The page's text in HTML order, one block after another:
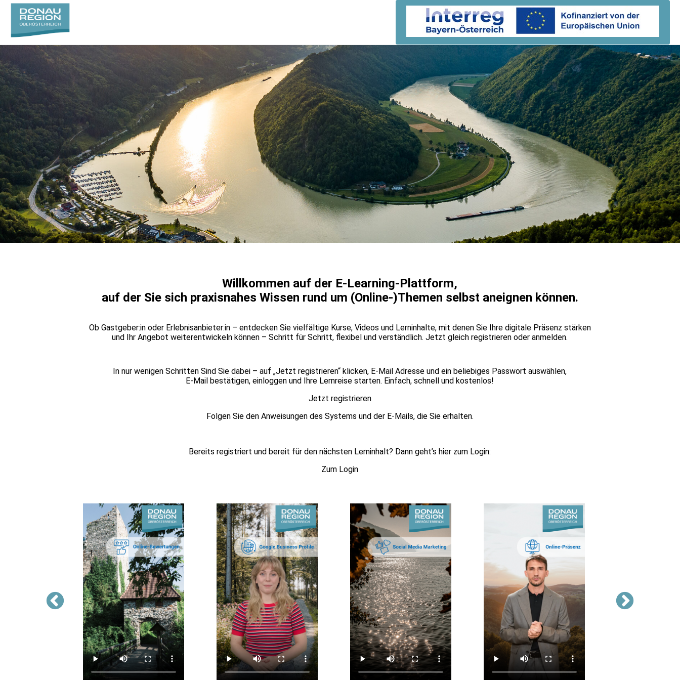
Willkommen auf der E-Learning-Plattform,
auf der Sie sich praxisnahes Wissen rund um (Online-)Themen selbst aneignen können.
Ob Gastgeber:in oder Erlebnisanbieter:in – entdecken Sie vielfältige Kurse, Videos und Lerninhalte, mit denen Sie Ihre digitale Präsenz stärken
und Ihr Angebot weiterentwickeln können – Schritt für Schritt, flexibel und verständlich. Jetzt gleich registrieren oder anmelden.
In nur wenigen Schritten Sind Sie dabei – auf „Jetzt registrieren“ klicken, E-Mail Adresse und ein beliebiges Passwort auswählen,
E-Mail bestätigen, einloggen und Ihre Lernreise starten. Einfach, schnell und kostenlos!
Jetzt registrieren
Folgen Sie den Anweisungen des Systems und der E-Mails, die Sie erhalten.
Bereits registriert und bereit für den nächsten Lerninhalt? Dann geht’s hier zum Login:
Zum Login